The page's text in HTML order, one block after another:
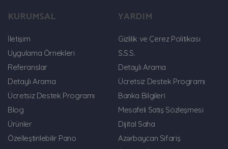
KURUMSAL
İletişim
Uygulama Örnekleri
Referanslar
Detaylı Arama
Ücretsiz Destek Programı
Blog
Ürünler
Özelleştirilebilir Pano
YARDIM
Gizlilik ve Çerez Politikası
S.S.S.
Detaylı Arama
Ücretsiz Destek Programı
Banka Bilgileri
Mesafeli Satış Sözleşmesi
Dijital Saha
Azərbaycan Sifariş